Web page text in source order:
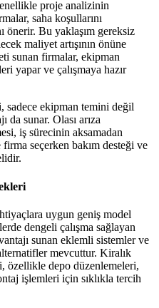
proje analizinin
saha koşullarını
önerir. Bu yaklaşım gereksiz
maliyet artışının önüne
sunan firmalar, ekipman
yapar ve çalışmaya hazır
ekipman temini değil
da sunar. Olası arıza
iş sürecinin aksamadan
seçerken bakım desteği ve
uygun geniş model
dengeli çalışma sağlayan
sunan eklemli sistemler ve
mevcuttur. Kiralık
özellikle depo düzenlemeleri,
işlemleri için sıklıkla tercih